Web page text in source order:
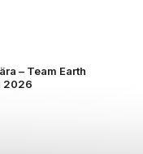
– Team Earth
2026